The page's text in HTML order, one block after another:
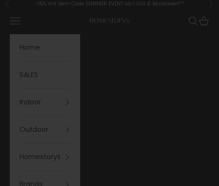
Zum Inhalt springen
Zurück -15% mit dem Code SUMMER EVENT ab 1.000 € Bestellwert*! Vor
Homestorys
Menü Suchen
Home
SALES
Indoor
Outdoor
Homestorys
Brands